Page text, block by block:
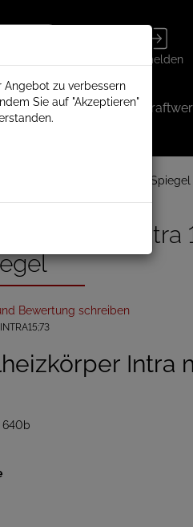
Anmelden
Anmelden
Intra mit Spiegel
Heizkörper
Bewertung schreiben
INTRA15;73
Intra
640b
Angebot zu verbessern
Sie auf "Akzeptieren"